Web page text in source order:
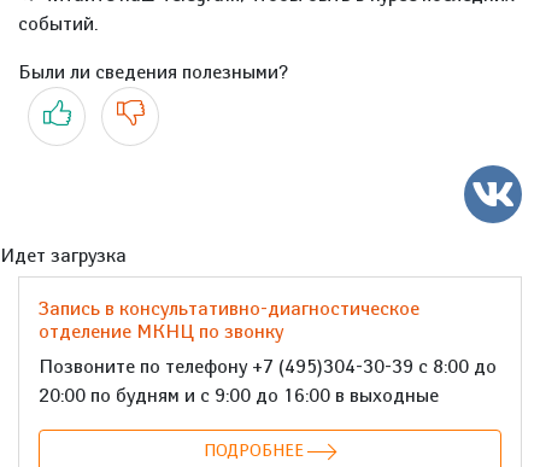
событий.
Были ли сведения полезными?
Да Нет
Идет загрузка
Запись в консультативно-диагностическое
отделение МКНЦ по звонку
Позвоните по телефону +7 (495)304-30-39 с 8:00 до
20:00 по будням и с 9:00 до 16:00 в выходные
ПОДРОБНЕЕ